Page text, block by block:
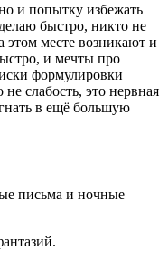
и попытку избежать
быстро, никто не
этом месте возникают и
и мечты про
формулировки
слабость, это нервная
в ещё большую
письма и ночные